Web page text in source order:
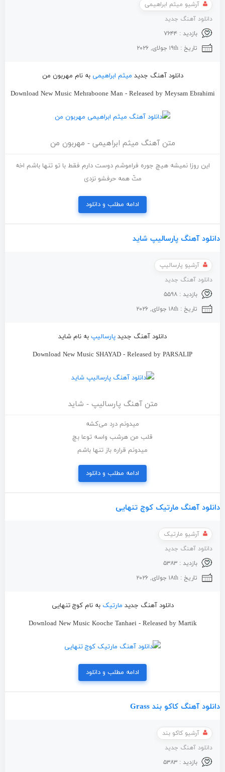
آرشیو میثم ابراهیمی
دانلود آهنگ جدید
بازدید : ۷۶۴۴
تاریخ : ۱۹th جولای, ۲۰۲۶
دانلود آهنگ جدید میثم ابراهیمی به نام مهربون من
Download New Music Mehraboone Man - Released by Meysam Ebrahimi
متن آهنگ میثم ابراهیمی - مهربون من
این روزا نمیشه هیچ جوره فراموشم دوست دارم فقط با تو تنها باشم اخه
مثّ همه حرفشو نزدی
ادامه مطلب و دانلود
دانلود آهنگ پارسالیپ شاید
آرشیو پارسالیپ
دانلود آهنگ جدید
بازدید : ۵۵۹۸
تاریخ : ۱۸th جولای, ۲۰۲۶
دانلود آهنگ جدید پارسالیپ به نام شاید
Download New Music SHAYAD - Released by PARSALIP
متن آهنگ پارسالیپ - شاید
میدونم درد می‌کشه
قلب من هرشب واسه توعا بچ
میدونم قراره باز تنها باشم
ادامه مطلب و دانلود
دانلود آهنگ مارتیک کوچ تنهایی
آرشیو مارتیک
دانلود آهنگ جدید
بازدید : ۵۳۸۳
تاریخ : ۱۸th جولای, ۲۰۲۶
دانلود آهنگ جدید مارتیک به نام کوچ تنهایی
Download New Music Kooche Tanhaei - Released by Martik
ادامه مطلب و دانلود
دانلود آهنگ کاکو بند Grass
آرشیو کاکو بند
دانلود آهنگ جدید
بازدید : ۵۳۸۳